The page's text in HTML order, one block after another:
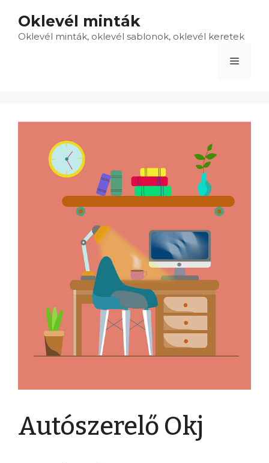
tartalomba
Oklevél minták
Oklevél minták, oklevél sablonok, oklevél keretek
Menü
Autószerelő Okj